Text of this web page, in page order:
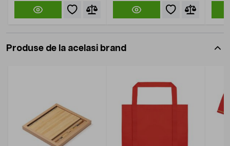
Produse de la acelasi brand